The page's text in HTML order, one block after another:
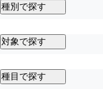
種別で探す
対象で探す
種目で探す